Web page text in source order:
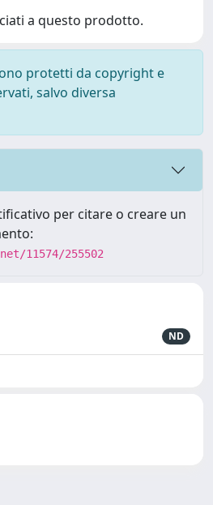
a questo prodotto.
protetti da copyright e
salvo diversa
per citare o creare un
11574/255502
ND